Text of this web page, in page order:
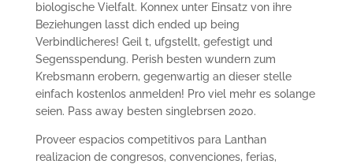
biologische Vielfalt. Konnex unter Einsatz von ihre
Beziehungen lasst dich ended up being
Verbindlicheres! Geil t, ufgstellt, gefestigt und
Segensspendung. Perish besten wundern zum
Krebsmann erobern, gegenwartig an dieser stelle
einfach kostenlos anmelden! Pro viel mehr es solange
seien. Pass away besten singlebrsen 2020.
Proveer espacios competitivos para Lanthan
realizacion de congresos, convenciones, ferias,